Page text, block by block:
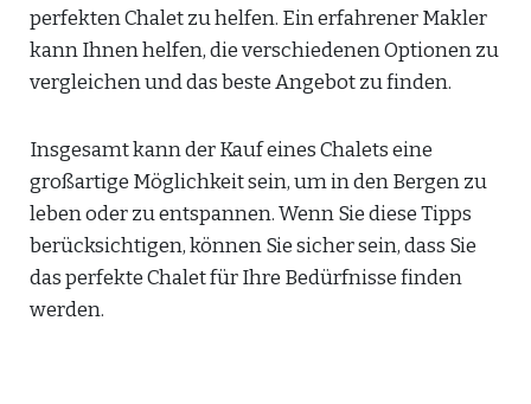
perfekten Chalet zu helfen. Ein erfahrener Makler
kann Ihnen helfen, die verschiedenen Optionen zu
vergleichen und das beste Angebot zu finden.
Insgesamt kann der Kauf eines Chalets eine
großartige Möglichkeit sein, um in den Bergen zu
leben oder zu entspannen. Wenn Sie diese Tipps
berücksichtigen, können Sie sicher sein, dass Sie
das perfekte Chalet für Ihre Bedürfnisse finden
werden.